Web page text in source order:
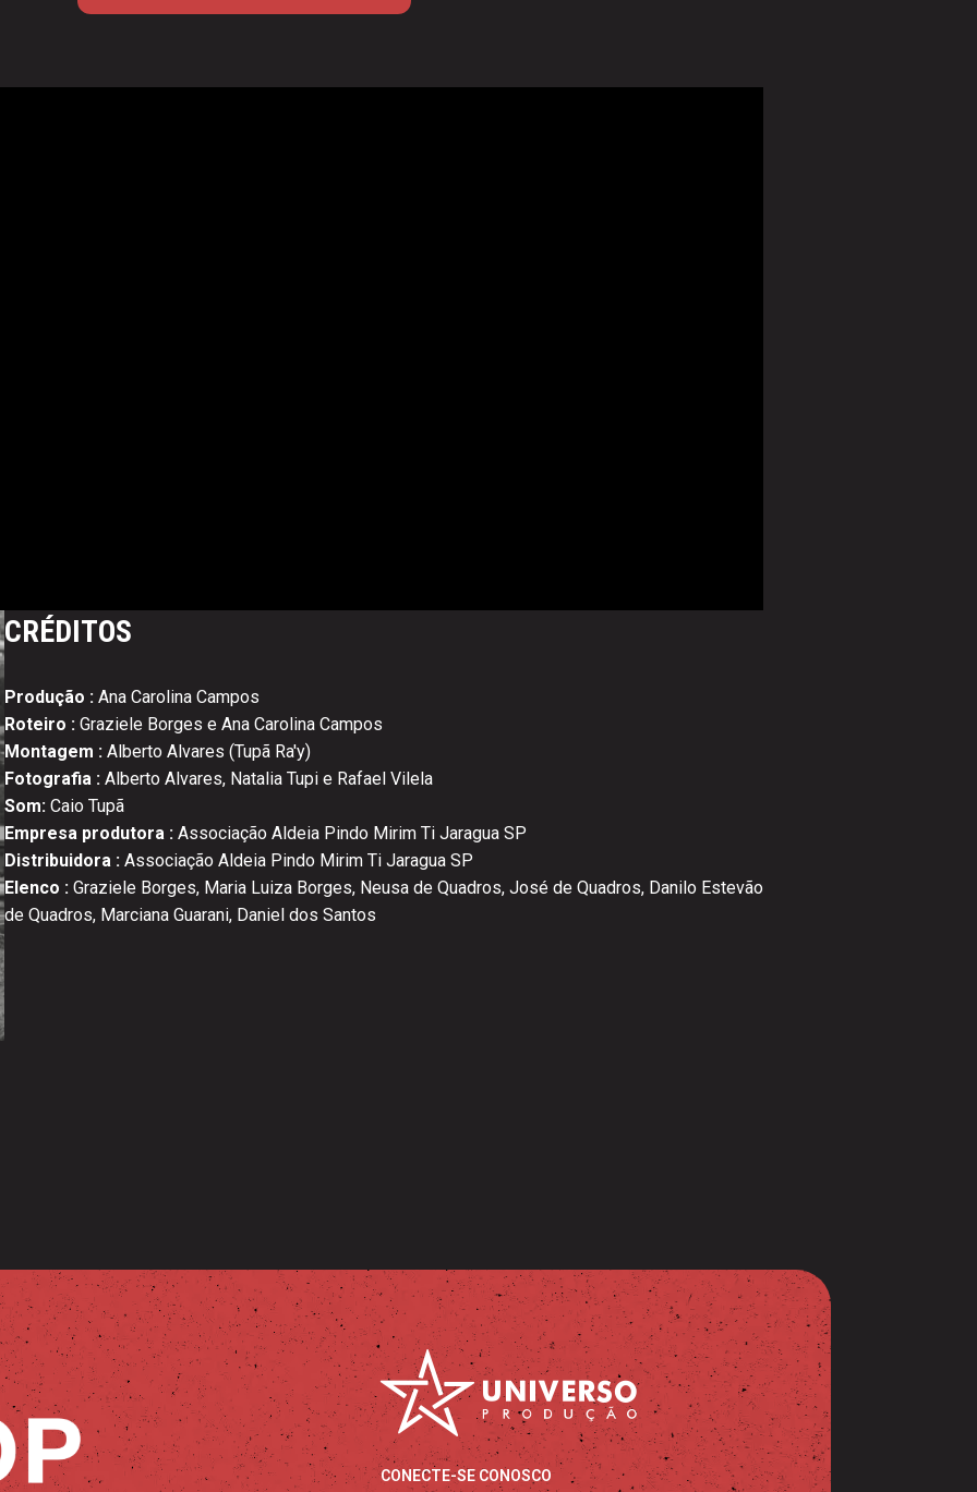
CRÉDITOS
Produção :Ana Carolina Campos
Roteiro :Graziele Borges e Ana Carolina Campos
Montagem :Alberto Alvares (Tupã Ra'y)
Fotografia :Alberto Alvares, Natalia Tupi e Rafael Vilela
Som:Caio Tupã
Empresa produtora :Associação Aldeia Pindo Mirim Ti Jaragua SP
Distribuidora :Associação Aldeia Pindo Mirim Ti Jaragua SP
Elenco :Graziele Borges, Maria Luiza Borges, Neusa de Quadros, José de Quadros, Danilo Estevão
de Quadros, Marciana Guarani, Daniel dos Santos
CONECTE-SE CONOSCO